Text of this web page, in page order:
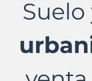
Lleida
Provincia
Murbalands